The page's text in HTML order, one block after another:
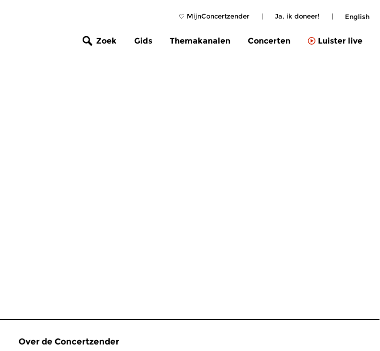
MijnConcertzender | Ja, ik doneer! | English
Zoek Gids Themakanalen Concerten Luister live
Over de Concertzender